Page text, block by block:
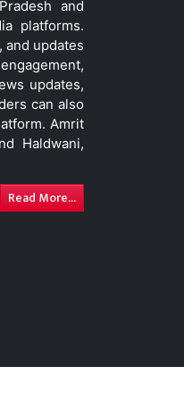
and
platforms.
updates
updates,
can also
Amrit
Haldwani,
Read More...